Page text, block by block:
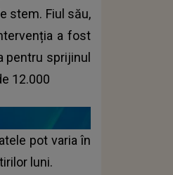
stem. Fiul său,
a fost
pentru sprijinul
12.000
pot varia în
luni.